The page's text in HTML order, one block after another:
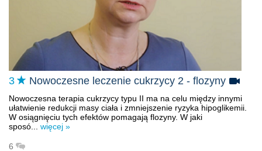
3 Nowoczesne leczenie cukrzycy 2 - flozyny
Nowoczesna terapia cukrzycy typu II ma na celu między innymi
ułatwienie redukcji masy ciała i zmniejszenie ryzyka hipoglikemii.
W osiągnięciu tych efektów pomagają flozyny. W jaki
sposó...
więcej »
6